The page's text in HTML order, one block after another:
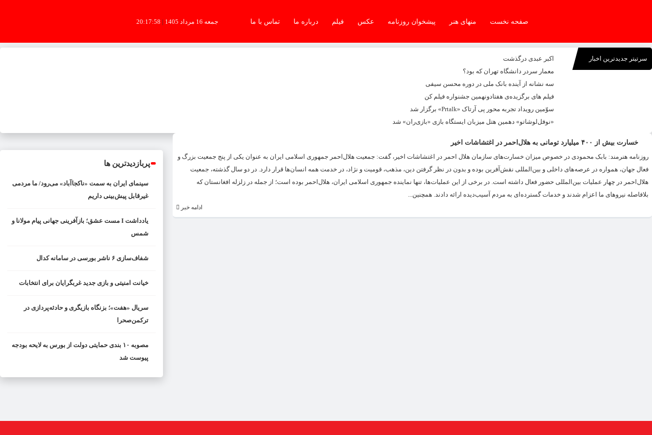
صفحه نخست منهای هنر پیشخوان روزنامه عکس فیلم درباره ما تماس با ما جمعه 16 مرداد 1405 |
20:17:58
سرتیتر جدیدترین اخبار
اکبر عبدی درگذشت
معمار سردر دانشگاه تهران که بود؟
سه نشانه از آینده بانک ملی در دوره محسن سیفی
فیلم های برگزیده‌ی هفتادونهمین جشنواره فیلم کن
سوّمین رویداد تجربه محور پی آرتاک «Prtalk» برگزار شد
«نوفل‌لوشاتو» دهمین هتل میزبان ایستگاه بازی «بازی‌ران» شد
خسارت بیش از ۴۰۰ میلیارد تومانی به هلال‌احمر در اغتشاشات اخیر
روزنامه هنرمند: بابک محمودی در خصوص میزان خسارت‌های سازمان هلال احمر در اغتشاشات اخیر، گفت: جمعیت هلال‌احمر جمهوری اسلامی ایران به‌ عنوان یکی از پنج جمعیت بزرگ و
فعال جهان، همواره در عرصه‌های داخلی و بین‌المللی نقش‌آفرین بوده و بدون در نظر گرفتن دین، مذهب، قومیت و نژاد، در خدمت همه انسان‌ها قرار دارد. در دو سال گذشته، جمعیت
هلال‌احمر در چهار عملیات بین‌المللی حضور فعال داشته است. در برخی از این عملیات‌ها، تنها نماینده جمهوری اسلامی ایران، هلال‌احمر بوده است؛ از جمله در زلزله افغانستان که
بلافاصله نیرو‌های ما اعزام شدند و خدمات گسترده‌ای به مردم آسیب‌دیده ارائه دادند. همچنین...
ادامه خبر
پربازدیدترین ها
سینمای ایران به سمت «ناکجاآباد» می‌رود/ ما مردمی
غیرقابل پیش‌بینی داریم
یادداشت I مست عشق؛ بازآفرینی جهانی پیام مولانا و
شمس
شفاف‌سازی ۶ ناشر بورسی در سامانه کدال
خیانت امنیتی و بازی جدید غربگرایان برای انتخابات
سریال «هفت»؛ بزنگاه بازیگری و حادثه‌پردازی در
ترکمن‌صحرا
مصوبه ۱۰ بندی حمایتی دولت از بورس به لایحه بودجه
پیوست شد